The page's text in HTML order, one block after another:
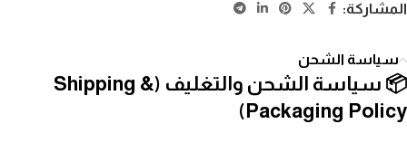
المشاركة:
سياسة الشحن
📦 سياسة الشحن والتغليف (Shipping &
Packaging Policy)